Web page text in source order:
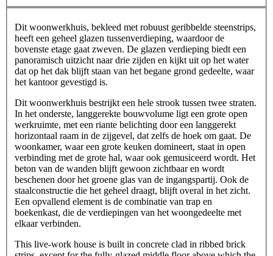
Dit woonwerkhuis, bekleed met robuust geribbelde steenstrips,
heeft een geheel glazen tussenverdieping, waardoor de
bovenste etage gaat zweven. De glazen verdieping biedt een
panoramisch uitzicht naar drie zijden en kijkt uit op het water
dat op het dak blijft staan van het begane grond gedeelte, waar
het kantoor gevestigd is.
Dit woonwerkhuis bestrijkt een hele strook tussen twee straten.
In het onderste, langgerekte bouwvolume ligt een grote open
werkruimte, met een riante belichting door een langgerekt
horizontaal raam in de zijgevel, dat zelfs de hoek om gaat. De
woonkamer, waar een grote keuken domineert, staat in open
verbinding met de grote hal, waar ook gemusiceerd wordt. Het
beton van de wanden blijft gewoon zichtbaar en wordt
beschenen door het groene glas van de ingangspartij. Ook de
staalconstructie die het geheel draagt, blijft overal in het zicht.
Een opvallend element is de combinatie van trap en
boekenkast, die de verdiepingen van het woongedeelte met
elkaar verbinden.
This live-work house is built in concrete clad in ribbed brick